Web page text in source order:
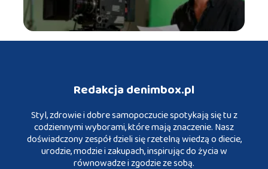
Redakcja denimbox.pl
Styl, zdrowie i dobre samopoczucie spotykają się tu z
codziennymi wyborami, które mają znaczenie. Nasz
doświadczony zespół dzieli się rzetelną wiedzą o diecie,
urodzie, modzie i zakupach, inspirując do życia w
równowadze i zgodzie ze sobą.